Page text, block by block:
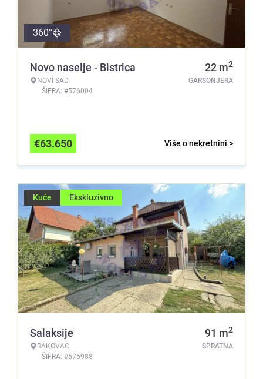
360°
Novo naselje - Bistrica
NOVI SAD
ŠIFRA: #576004
22 m2
GARSONJERA
Više o nekretnini >
€63.650
Kuće Ekskluzivno
Salaksije
RAKOVAC
ŠIFRA: #575988
91 m2
SPRATNA